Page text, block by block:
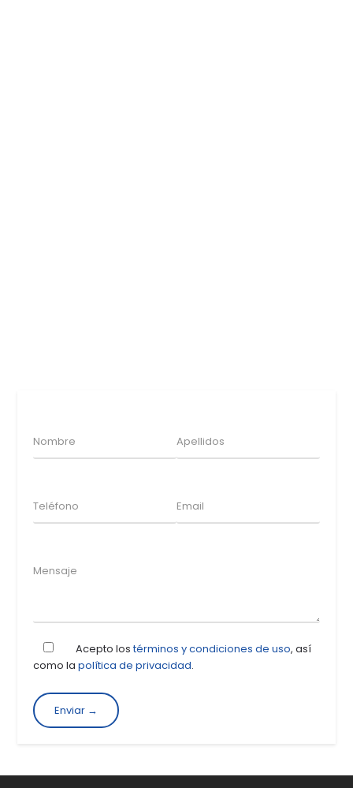
Acepto lostérminos y condiciones de uso, así
como lapolítica de privacidad.